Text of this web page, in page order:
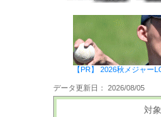
【PR】 2026秋メジャー
データ更新日： 2026/08/05
対象